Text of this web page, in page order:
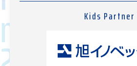
Kids Partner